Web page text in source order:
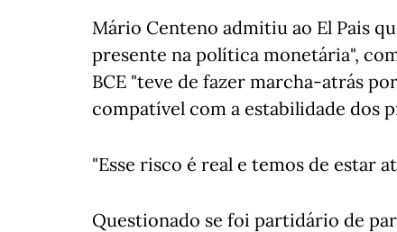
Mário Centeno admitiu ao El Pais
presente na política monetária",
BCE "teve de fazer marcha-atrás
compatível com a estabilidade dos
"Esse risco é real e temos de estar
Questionado se foi partidário de